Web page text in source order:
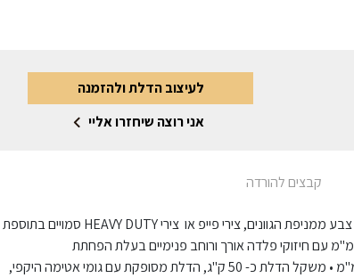
לעיצוב הדלת ולהזמנה
אני רוצה שיחזרו אליי
קבצים להורדה
דלת פלדה מגולוונת בגמר צבע ממניפת הגוונים, צירי פייפ או צירי HEAVY DUTY סמויים בתוספת
תשלום. הדלת בעובי 1.25 מ"מ עם חיזוקי פלדה אורך ורוחב פנימיים בעלת הפחתת
רעש DB30 עובי דלת 50 מ"מ • משקל הדלת כ- 50 ק"ג, הדלת מסופקת עם גומי אטימה היקפי,